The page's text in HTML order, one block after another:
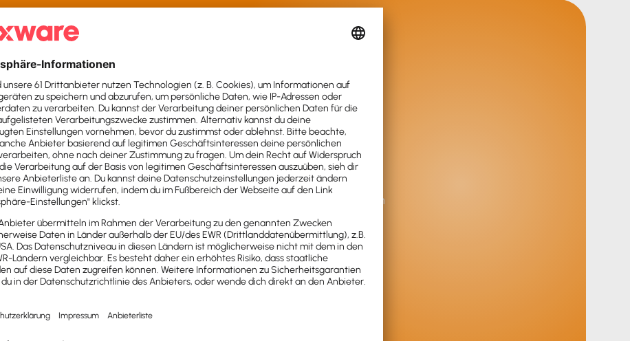
Office Starter Paket
machen Sie fit für die Zusammenarbeit über Lexware Office
Betreuung Kanzleischulungen Einarbeitung erster Mandanten
Weitere Informationen